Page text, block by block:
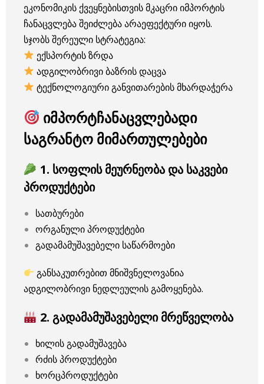
ეკონომიკის ქვეყნებისთვის მკაცრი იმპორტის
ჩანაცვლება შეიძლება არაეფექტური იყოს.
სჯობს შერეული სტრატეგია:
ექსპორტის ზრდა
ადგილობრივი ბაზრის დაცვა
ტექნოლოგიური განვითარების მხარდაჭერა
იმპორტჩანაცვლებადი
საგრანტო მიმართულებები
1. სოფლის მეურნეობა და საკვები
პროდუქტები
სათბურები
ორგანული პროდუქტები
გადამამუშავებელი საწარმოები
განსაკუთრებით მნიშვნელოვანია
ადგილობრივი ნედლეულის გამოყენება.
2. გადამამუშავებელი მრეწველობა
ხილის გადამუშავება
რძის პროდუქტები
ხორცპროდუქტები